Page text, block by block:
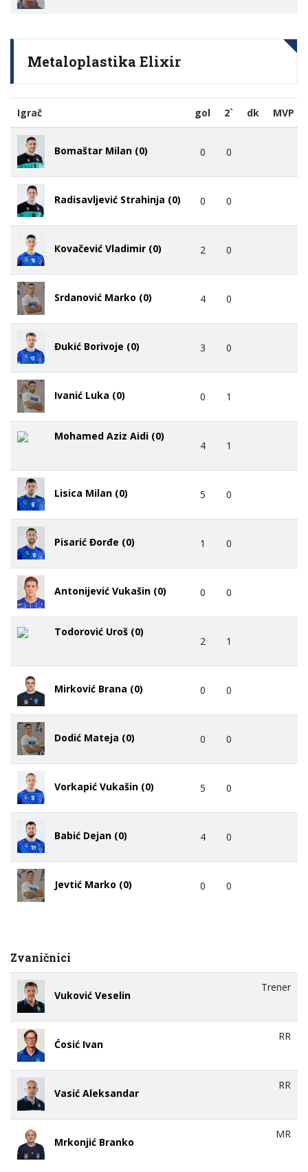
Metaloplastika Elixir
Igrač gol 2` dk MVP
Bomaštar Milan (0) 0 0
Radisavljević Strahinja (0) 0 0
Кovačević Vladimir (0) 2 0
Srdanović Marko (0) 4 0
Đukić Borivoje (0) 3 0
Ivanić Luka (0) 0 1
Mohamed Aziz Aidi (0)
4 1
Lisica Milan (0) 5 0
Pisarić Đorđe (0) 1 0
Antonijević Vukašin (0) 0 0
Todorović Uroš (0)
2 1
Mirković Brana (0) 0 0
Dodić Mateja (0) 0 0
Vorkapić Vukašin (0) 5 0
Babić Dejan (0) 4 0
Jevtić Marko (0) 0 0
Zvaničnici
Vuković Veselin
Trener
Ćosić Ivan
RR
Vasić Aleksandar
RR
Mrkonjić Branko
MR